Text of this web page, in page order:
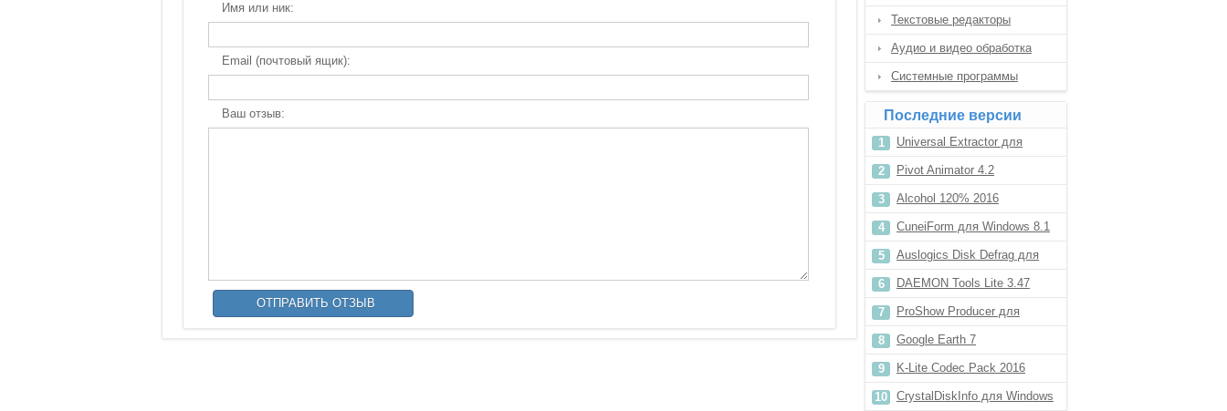
Имя или ник:
Email (почтовый ящик):
Ваш отзыв:
Текстовые редакторы
Аудио и видео обработка
Системные программы
Последние версии
Universal Extractor для
Windows 8
Pivot Animator 4.2
Alcohol 120% 2016
CuneiForm для Windows 8.1
Auslogics Disk Defrag для
Windows XP
DAEMON Tools Lite 3.47
ProShow Producer для
Windows XP
Google Earth 7
K-Lite Codec Pack 2016
CrystalDiskInfo для Windows